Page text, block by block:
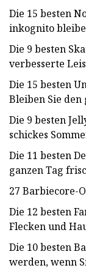
Die 15 besten
inkognito
Die 9 besten
verbesserte
Die 15 besten
Bleiben Sie den
Die 9 besten
schickes
Die 11 besten
ganzen Tag
27 Barbiecore-
Die 12 besten
Flecken und
Die 10 besten
werden, wenn